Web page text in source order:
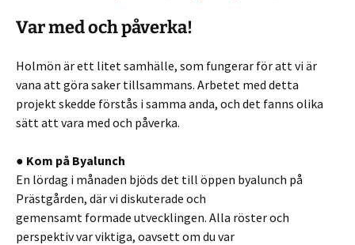
Var med och påverka!
Holmön är ett litet samhälle, som fungerar för att vi är
vana att göra saker tillsammans. Arbetet med detta
projekt skedde förstås i samma anda, och det fanns olika
sätt att vara med och påverka.
● Kom på Byalunch
En lördag i månaden bjöds det till öppen byalunch på
Prästgården, där vi diskuterade och
gemensamt formade utvecklingen. Alla röster och
perspektiv var viktiga, oavsett om du var